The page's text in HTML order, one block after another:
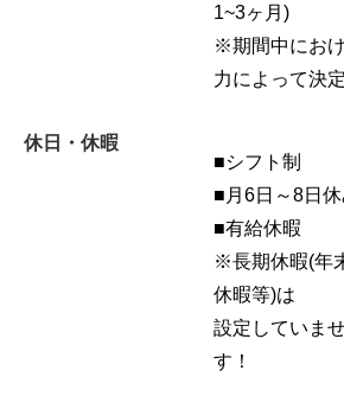
1~3ヶ月)
※期間中にお
力によって決
休日・休暇
■シフト制
■月6日～8日休
■有給休暇
※長期休暇(年
休暇等)は
設定していま
す！